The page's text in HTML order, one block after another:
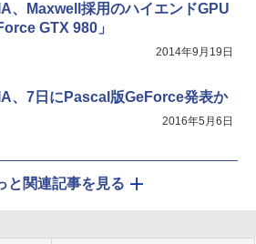
、Maxwell採用のハイエンドGPU
GTX 980」
2014年9月19日
、7日にPascal版GeForce発表か
2016年5月6日
と関連記事を見る